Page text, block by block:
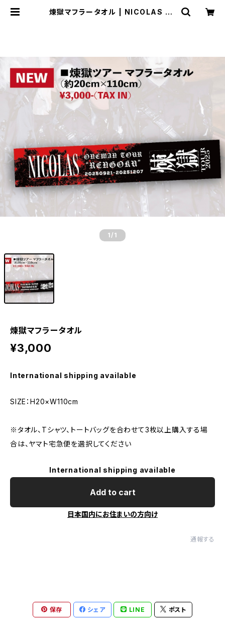
煉獄マフラータオル | NICOLAS OF
1 /1
煉獄マフラータオル
¥3,000
International shipping available
SIZE：H20×W110cm
※タオル、Tシャツ、トートバッグを合わせて3枚以上購入する場
合は、ヤマト宅急便を選択してください
International shipping available
Add to cart
日本国内にお住まいの方向け
通報する
保存 シェア LINE ポスト